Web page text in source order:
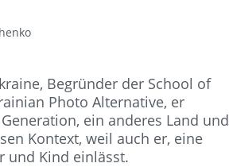
Begründer der School of
Photo Alternative, er
ein anderes Land und
Kontext, weil auch er, eine
und Kind einlässt.